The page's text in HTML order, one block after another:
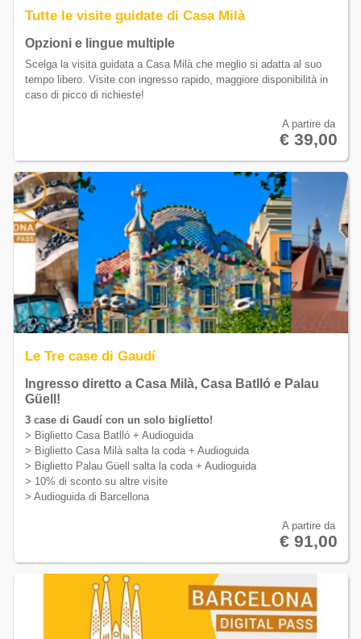
Tutte le visite guidate di Casa Milà
Opzioni e lingue multiple
Scelga la visita guidata a Casa Milà che meglio si adatta al suo
tempo libero. Visite con ingresso rapido, maggiore disponibilità in
caso di picco di richieste!
A partire da
€ 39,00
Le Tre case di Gaudí
Ingresso diretto a Casa Milà, Casa Batlló e Palau
Güell!
3 case di Gaudí con un solo biglietto!
> Biglietto Casa Batlló + Audioguida
> Biglietto Casa Milà salta la coda + Audioguida
> Biglietto Palau Güell salta la coda + Audioguida
> 10% di sconto su altre visite
> Audioguida di Barcellona
A partire da
€ 91,00